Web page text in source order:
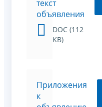
текст
объявления
DOC (112
KB)
Приложения
к